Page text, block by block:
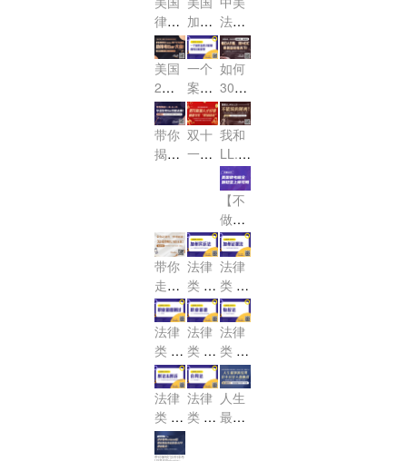
抢！
试机
会！
USB
AR通
关秘
笈快
来
领！
30天
冲
刺！
，令
人心
动的
LL.M
offe
r，请
查收
务市
场是
否“卷
出新
高
度”!
划
J.D.
对参
加美
国律
考帮
助大
吗？
考20
24年
远程
考试
可能
性及
利
弊？
月美
国律
考备
考计
划改
怎么
做！
律考
TRU
ST
（信
托
法）
公开
课名
仅限
5
个！
加州
律师
考试
介绍
法考
差异
说及
USB
AR学
习备
考经
验分
享
美国
2月
律考
倒计
时，
Essa
踩
坑！
一个
案件
怎样
才能
被纽
约法
如何
30天
快速
提升
MBE
成
绩，
锁定
考Ba
r大
盘！
带你
揭秘
生考
Bar
的那
点
事！
双十
一职
场
我和
LL.M
&J.D
不能
说的
秘
密！
【不
做小
白】
美国
律考
超全
+稳
妥上
岸攻
略
带你
走捷
径，
快速
解
锁“美
国律
师US
BA
R”！
法律
类 U
SBA
R 加
州民
诉法-
Calif
ornia
Civil
法律
类 U
SBA
R 加
州证
据法-
Calif
ornia
Evid
法律
类 U
SBA
R 职
业道
德测
试-M
法律
类 U
SBA
R 职
业道
德-Pr
法律
类 U
SBA
R 物
权法-
Real
法律
类 U
SBA
R 刑
法律
类 U
人生
最坏
带你解锁“涉外律考